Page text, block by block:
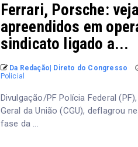
Ferrari, Porsche:
apreendidos em
sindicato ligado a...
Da Redação| Direto do Congresso
Policial
Divulgação/PF Polícia Federal
Geral da União (CGU), deflagrou
fase da ...